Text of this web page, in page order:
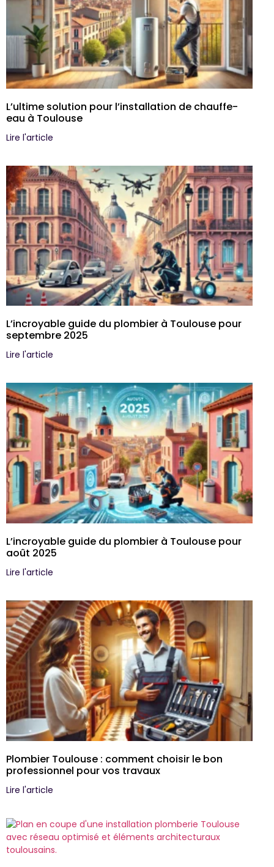
L’ultime solution pour l’installation de chauffe-
eau à Toulouse
Lire l'article
L’incroyable guide du plombier à Toulouse pour
septembre 2025
Lire l'article
L’incroyable guide du plombier à Toulouse pour
août 2025
Lire l'article
Plombier Toulouse : comment choisir le bon
professionnel pour vos travaux
Lire l'article